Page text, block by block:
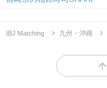
IBJ Matching 九州・沖縄